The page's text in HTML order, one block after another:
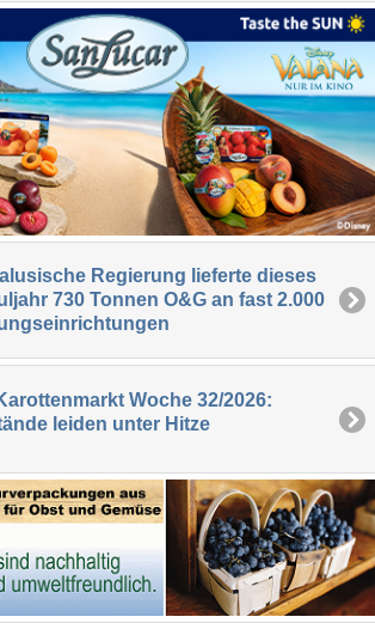
Regierung lieferte dieses
730 Tonnen O&G an fast 2.000
Woche 32/2026:
leiden unter Hitze